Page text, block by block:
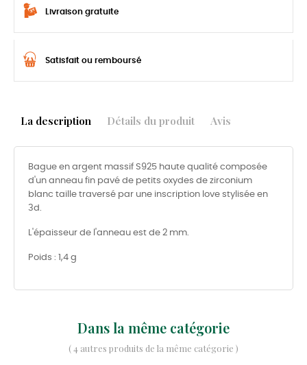
Livraison gratuite
Satisfait ou remboursé
La description Détails du produit Avis
Bague en argent massif S925 haute qualité composée
d'un anneau fin pavé de petits oxydes de zirconium
blanc taille traversé par une inscription love stylisée en
3d.
L'épaisseur de l'anneau est de 2 mm.
Poids : 1,4 g
Dans la même catégorie
( 4 autres produits de la même catégorie )